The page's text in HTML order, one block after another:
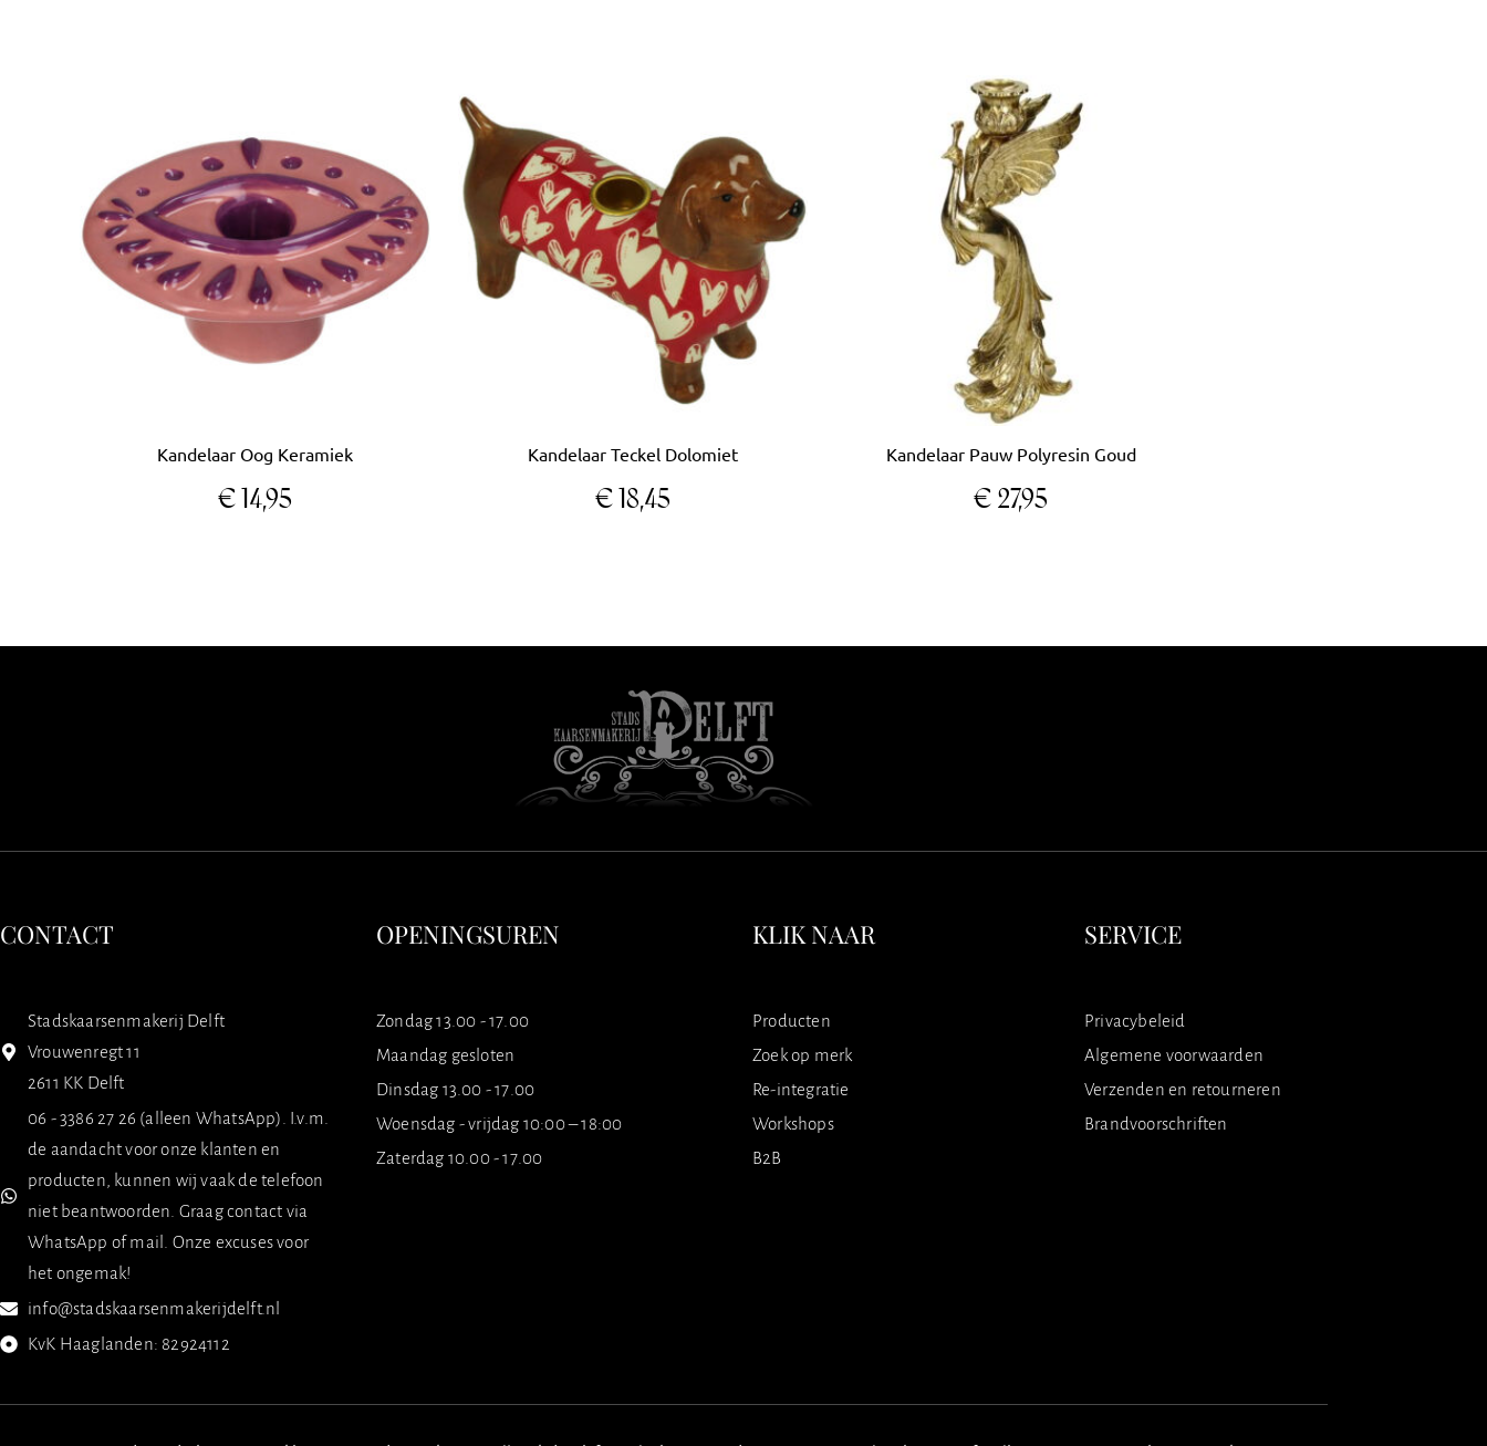
Kandelaar Oog Keramiek
€14,95
Kandelaar Teckel Dolomiet
€18,45
Kandelaar Pauw Polyresin Goud
€ 27,95
CONTACT
Stadskaarsenmakerij Delft
Vrouwenregt 11
2611 KK Delft
06 - 3386 27 26 (alleen WhatsApp). I.v.m.
de aandacht voor onze klanten en
producten, kunnen wij vaak de telefoon
niet beantwoorden. Graag contact via
WhatsApp of mail. Onze excuses voor
het ongemak!
info@stadskaarsenmakerijdelft.nl
KvK Haaglanden: 82924112
OPENINGSUREN
Zondag 13.00 - 17.00
Maandag gesloten
Dinsdag 13.00 - 17.00
Woensdag - vrijdag 10:00 – 18:00
Zaterdag 10.00 - 17.00
KLIK NAAR
Producten
Zoek op merk
Re-integratie
Workshops
B2B
SERVICE
Privacybeleid
Algemene voorwaarden
Verzenden en retourneren
Brandvoorschriften